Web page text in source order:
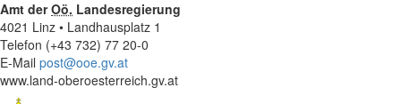
Amt derOö. Landesregierung
4021 Linz • Landhausplatz 1
Telefon (+43 732) 77 20-0
E-Mail post@ooe.gv.at
www.land-oberoesterreich.gv.at